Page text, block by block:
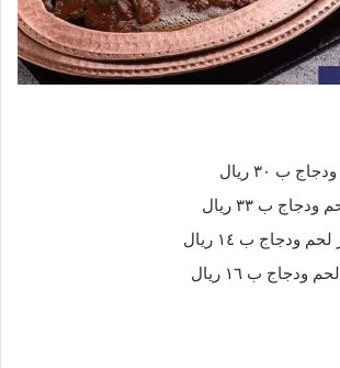
ب ٣٠ ريال
ب ٣٣ ريال
ودجاج ب ١٤ ريال
ب ١٦ ريال